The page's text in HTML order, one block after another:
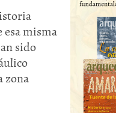
esa misma
sido
zona